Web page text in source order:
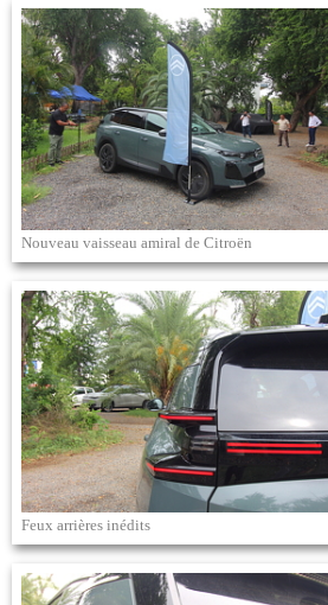
Nouveau vaisseau amiral de Citroën
Feux arrières inédits